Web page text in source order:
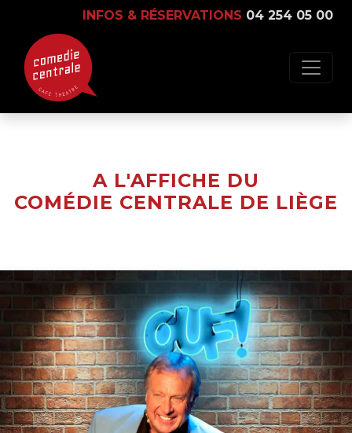
INFOS & RÉSERVATIONS 04 254 05 00
A L'AFFICHE DU
COMÉDIE CENTRALE DE LIÈGE